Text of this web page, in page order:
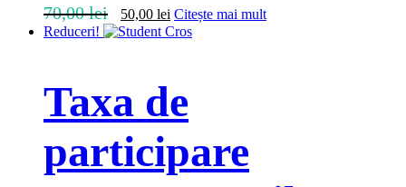
70,00lei
Prețul
inițial
a
50,00 lei Prețul
curent
este:
Citește mai mult
Reduceri!
Taxa de
participare